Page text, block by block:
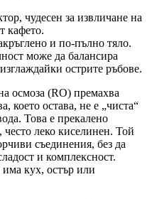
чудесен за извличане на
кафето.
и по-пълно тяло.
може да балансира
острите ръбове.
осмоза (RO) премахва
което остава, не е „чиста“
Това е прекалено
често леко киселинен. Той
съединения, без да
и комплексност.
има кух, остър или